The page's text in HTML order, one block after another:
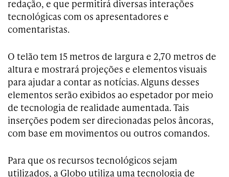
redação, e que permitirá diversas interações
tecnológicas com os apresentadores e
comentaristas.
O telão tem 15 metros de largura e 2,70 metros de
altura e mostrará projeções e elementos visuais
para ajudar a contar as notícias. Alguns desses
elementos serão exibidos ao espetador por meio
de tecnologia de realidade aumentada. Tais
inserções podem ser direcionadas pelos âncoras,
com base em movimentos ou outros comandos.
Para que os recursos tecnológicos sejam
utilizados, a Globo utiliza uma tecnologia de